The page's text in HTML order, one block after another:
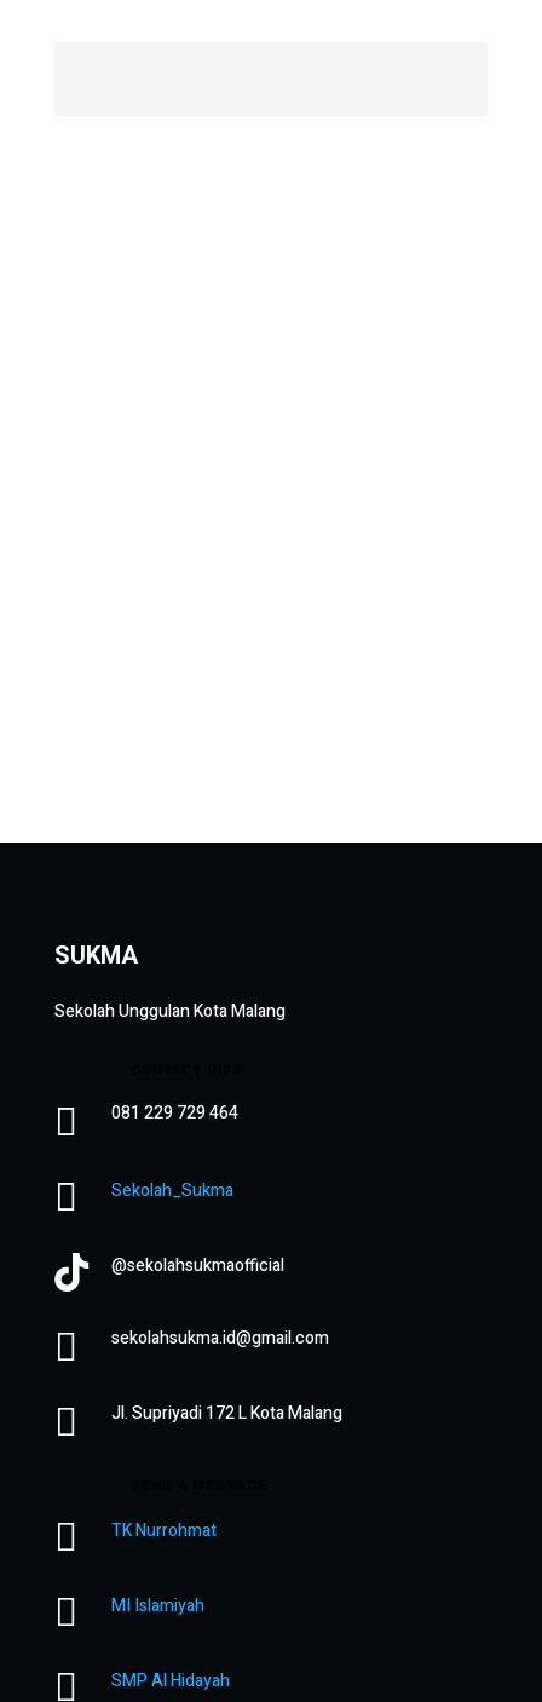
SUKMA
Sekolah Unggulan Kota Malang
 081 229 729 464
 Sekolah_Sukma
 @sekolahsukmaofficial
 sekolahsukma.id@gmail.com
 Jl. Supriyadi 172 L Kota Malang
 TK Nurrohmat
 MI Islamiyah
 SMP Al Hidayah